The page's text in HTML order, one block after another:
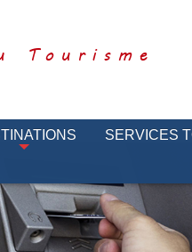
Tourisme
SERVICES